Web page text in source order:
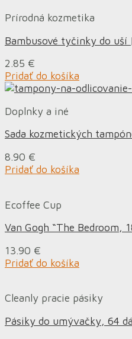
Prírodná kozmetika
Bambusové tyčinky do uší
2.85 €
Pridať do košíka
Doplnky a iné
Sada kozmetických
8.90 €
Pridať do košíka
Ecoffee Cup
Van Gogh “The Bedroom,
13.90 €
Pridať do košíka
Cleanly pracie pásiky
Pásiky do umývačky, 64